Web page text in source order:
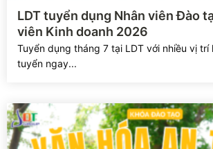
Xem chi tiết
LDT tuyển dụng Nhân viên Đào
viên Kinh doanh 2026
Tuyển dụng tháng 7 tại LDT với nhiều vị trí
tuyển ngay...